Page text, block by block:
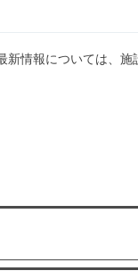
情報については、施